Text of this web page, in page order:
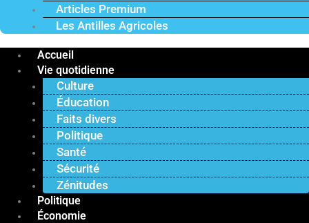
Articles Premium
Les Antilles Agricoles
Accueil
Vie quotidienne
Culture
Éducation
Faits divers
Politique
Santé
Sécurité
Zénitudes
Politique
Économie